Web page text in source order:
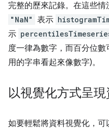
完整的歷來記錄。在這些
"NaN" 表示
示
度一律為數字，而百分位
用的字串看起來像數字)。
以視覺化方式呈
如要輕鬆將資料視覺化，可